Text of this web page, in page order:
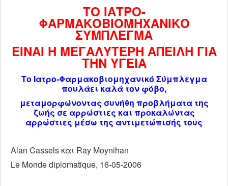
ΠΟΛΙΤΙΚΕΣ ΔΟΛΟΦΟΝΙΕΣ
ΠΟΛΙΤΙΚΉ - ΕΥΡΏΠΗ
ΙΣΤΟΡΙΑ
ΚΟΜΜΟΥΝΙΣΜΟΣ
ΝΑΖΙΣΜΟΣ
ΤΡΟΜΟΚΡΑΤΙΑ
ΚΟΙΝΩΝΙΚΑ ΘΕΜΑΤΑ
ΣΥΓΧΡΟΝΗ ΣΚΕΨΗ
ΑΡΘΡΑ ΤΡΙΤΩΝ
ΝΑΡΚΩΤΙΚΑ
ΤΟ ΙΑΤΡΟ-
ΦΑΡΜΑΚΟΒΙΟΜΗΧΑΝΙΚΟ
ΣΥΜΠΛΕΓΜΑ
ΕΙΝΑΙ Η ΜΕΓΑΛΥΤΕΡΗ ΑΠΕΙΛΗ ΓΙΑ
ΤΗΝ ΥΓΕΙΑ
Το Ιατρο-Φαρμακοβιομηχανικό Σύμπλεγμα
πουλάει καλά τον φόβο,
μεταμορφώνοντας συνήθη προβλήματα της
ζωής σε αρρώστιες και προκαλώντας
αρρώστιες μέσω της αντιμετώπισής τους
Alan Cassels και Ray Moynihan
Le Monde diplomatique, 16-05-2006